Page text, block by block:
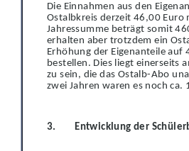
Die Einnahmen aus den
Ostalbkreis derzeit 46,00 Euro
Jahressumme beträgt somit
erhalten aber trotzdem ein
Erhöhung der Eigenanteile auf
bestellen. Dies liegt einerseits
zu sein, die das Ostalb-Abo
zwei Jahren waren es noch
3. Entwicklung der